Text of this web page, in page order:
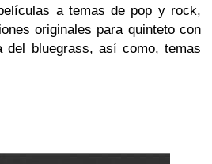
a temas de pop y rock,
originales para quinteto con
del bluegrass, así como, temas